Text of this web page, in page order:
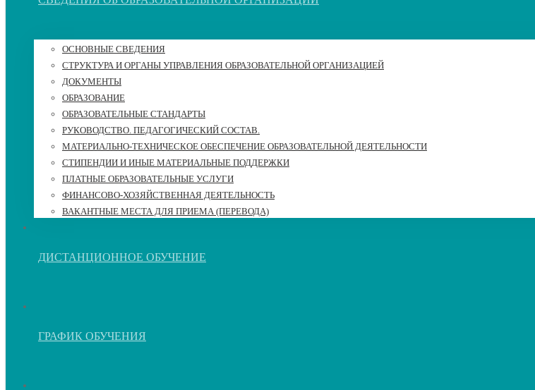
ОСНОВНЫЕ СВЕДЕНИЯ
СТРУКТУРА И ОРГАНЫ УПРАВЛЕНИЯ ОБРАЗОВАТЕЛЬНОЙ ОРГАНИЗАЦИЕЙ
ДОКУМЕНТЫ
ОБРАЗОВАНИЕ
ОБРАЗОВАТЕЛЬНЫЕ СТАНДАРТЫ
РУКОВОДСТВО. ПЕДАГОГИЧЕСКИЙ СОСТАВ.
МАТЕРИАЛЬНО-ТЕХНИЧЕСКОЕ ОБЕСПЕЧЕНИЕ ОБРАЗОВАТЕЛЬНОЙ ДЕЯТЕЛЬНОСТИ
СТИПЕНДИИ И ИНЫЕ МАТЕРИАЛЬНЫЕ ПОДДЕРЖКИ
ПЛАТНЫЕ ОБРАЗОВАТЕЛЬНЫЕ УСЛУГИ
ФИНАНСОВО-ХОЗЯЙСТВЕННАЯ ДЕЯТЕЛЬНОСТЬ
ВАКАНТНЫЕ МЕСТА ДЛЯ ПРИЕМА (ПЕРЕВОДА)
ДИСТАНЦИОННОЕ ОБУЧЕНИЕ
ГРАФИК ОБУЧЕНИЯ